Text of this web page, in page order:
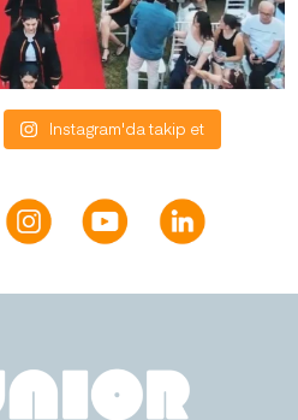
Instagram'da takip et